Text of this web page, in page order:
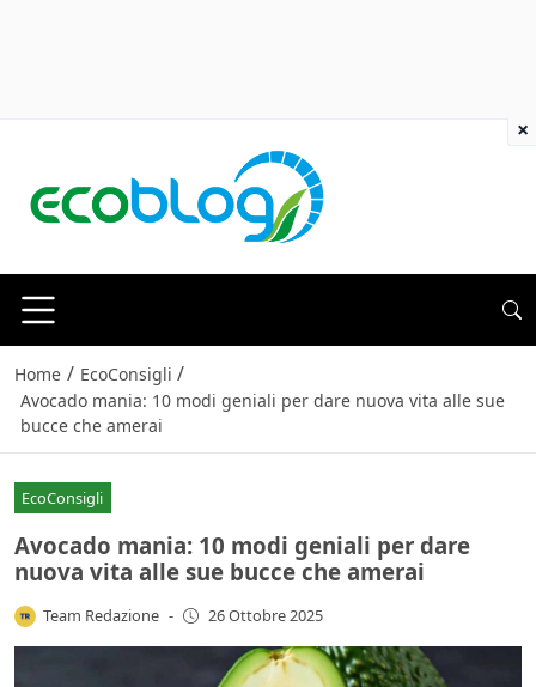
Home / EcoConsigli /
Avocado mania: 10 modi geniali per dare nuova vita alle sue
bucce che amerai
EcoConsigli
Avocado mania: 10 modi geniali per dare
nuova vita alle sue bucce che amerai
Team Redazione - 26 Ottobre 2025
×